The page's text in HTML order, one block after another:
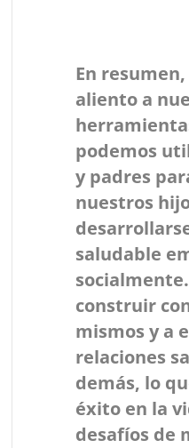
En
aliento a
podemos
y padres
nuestros
saludable
construir
mismos y a
relaciones
demás, lo
éxito en la
desafíos de